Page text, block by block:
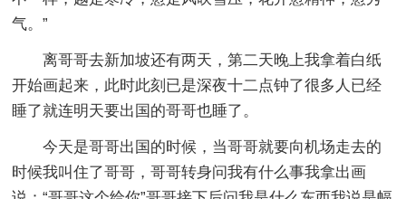
气。”
离哥哥去新加坡还有两天，第二天晚上我拿着白纸
开始画起来，此时此刻已是深夜十二点钟了很多人已经
睡了就连明天要出国的哥哥也睡了。
今天是哥哥出国的时候，当哥哥就要向机场走去的
时候我叫住了哥哥，哥哥转身问我有什么事我拿出画